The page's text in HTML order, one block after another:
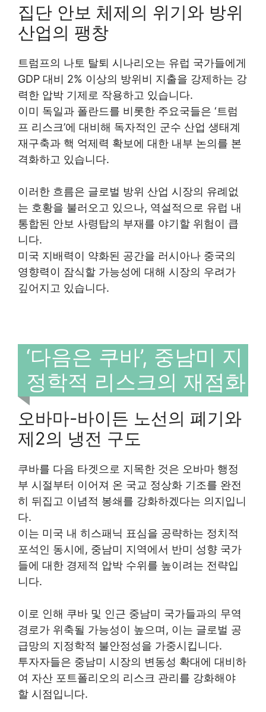
집단 안보 체제의 위기와 방위
산업의 팽창
트럼프의 나토 탈퇴 시나리오는 유럽 국가들에게
GDP 대비 2% 이상의 방위비 지출을 강제하는 강
력한 압박 기제로 작용하고 있습니다.
이미 독일과 폴란드를 비롯한 주요국들은 ‘트럼
프 리스크’에 대비해 독자적인 군수 산업 생태계
재구축과 핵 억제력 확보에 대한 내부 논의를 본
격화하고 있습니다.
이러한 흐름은 글로벌 방위 산업 시장의 유례없
는 호황을 불러오고 있으나, 역설적으로 유럽 내
통합된 안보 사령탑의 부재를 야기할 위험이 큽
니다.
미국 지배력이 약화된 공간을 러시아나 중국의
영향력이 잠식할 가능성에 대해 시장의 우려가
깊어지고 있습니다.
‘다음은 쿠바’, 중남미 지
정학적 리스크의 재점화
오바마-바이든 노선의 폐기와
제2의 냉전 구도
쿠바를 다음 타겟으로 지목한 것은 오바마 행정
부 시절부터 이어져 온 국교 정상화 기조를 완전
히 뒤집고 이념적 봉쇄를 강화하겠다는 의지입니
다.
이는 미국 내 히스패닉 표심을 공략하는 정치적
포석인 동시에, 중남미 지역에서 반미 성향 국가
들에 대한 경제적 압박 수위를 높이려는 전략입
니다.
이로 인해 쿠바 및 인근 중남미 국가들과의 무역
경로가 위축될 가능성이 높으며, 이는 글로벌 공
급망의 지정학적 불안정성을 가중시킵니다.
투자자들은 중남미 시장의 변동성 확대에 대비하
여 자산 포트폴리오의 리스크 관리를 강화해야
할 시점입니다.